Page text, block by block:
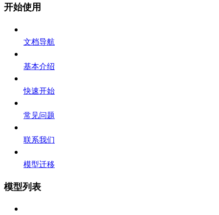
开始使用
文档导航
基本介绍
快速开始
常见问题
联系我们
模型迁移
模型列表